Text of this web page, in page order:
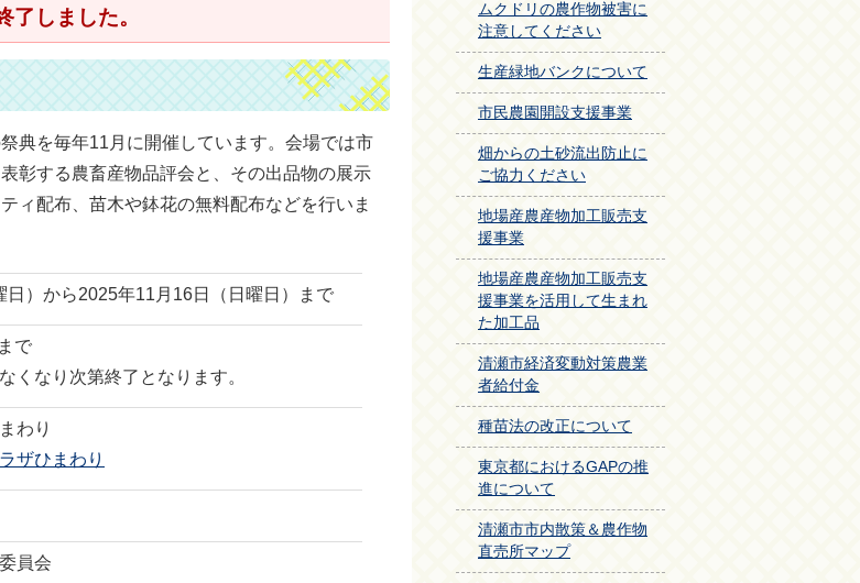
了しました。
典を毎年11月に開催しています。会場では市
彰する農畜産物品評会と、その出品物の展示
ィ配布、苗木や鉢花の無料配布などを行いま
日）から2025年11月16日（日曜日）まで
で
くなり次第終了となります。
わり
ザひまわり
員会
ムクドリの農作物被害に
注意してください
生産緑地バンクについて
市民農園開設支援事業
畑からの土砂流出防止に
ご協力ください
地場産農産物加工販売支
援事業
地場産農産物加工販売支
援事業を活用して生まれ
た加工品
清瀬市経済変動対策農業
者給付金
種苗法の改正について
東京都におけるGAPの推
進について
清瀬市市内散策＆農作物
直売所マップ